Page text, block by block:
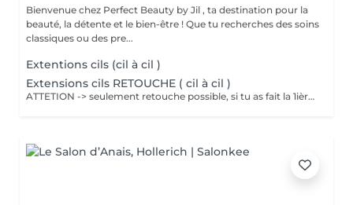
Bienvenue chez Perfect Beauty by Jil , ta destination pour la
beauté, la détente et le bien-être ! Que tu recherches des soins
classiques ou des pre...
Extentions cils (cil à cil )
Extensions cils RETOUCHE ( cil à cil )
ATTETION -> seulement retouche possible, si tu as fait la 1ière pose chez nous. 1ier rdv -> réserve 1 pose complète stp 155€ Si tu réserves quand même, ton rendez-vous sera automatiquement transformé en rendez-vous pour une pose complète. 30-60 min -> 70-100 Euro